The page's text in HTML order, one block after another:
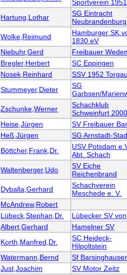
Sportverein 1951
Hartung,Lothar
SG Eintracht
Neubrandenburg
Wolke,Reimund
Hamburger SK
1830 eV
Niebuhr,Gerd
Freibauer
Bregler,Herbert
SC Eppingen
Nosek,Reinhard
SSV 1952
Stummeyer,Dieter
SG
Garbsen/
Zschunke,Werner
Schachklub
Schweinfurt
Heise,Jürgen
SV Freibauer
Heß,Jürgen
SG Arnstadt-
Böttcher,Frank,Dr.
USV Potsdam
Abt. Schach
Waltenberger,Udo
SV Eiche
Reichenbrand
Dyballa,Gerhard
Schachverein
Meschede e. V.
McAndrew,Robert
Lübeck,Stephan,Dr.
Lübecker SV
Albert,Gerhard
Hamelner SV
Korth,Manfred,Dr.
SC Heideck-
Hilpoltstein
Watermann,Bernd
Sf
Just,Joachim
SV Motor Zeitz